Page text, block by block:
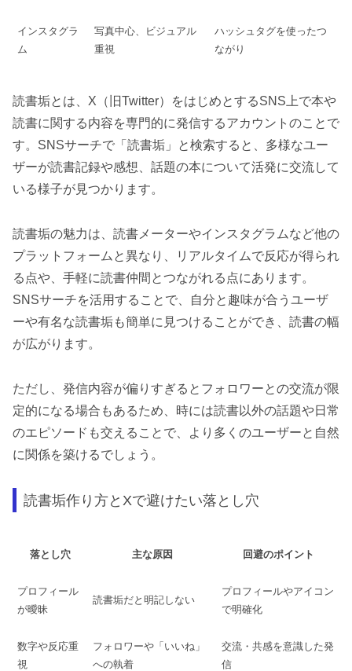
インスタグラ
ム
写真中心、ビジュアル
重視
ハッシュタグを使ったつ
ながり
読書垢とは、X（旧Twitter）をはじめとするSNS上で本や
読書に関する内容を専門的に発信するアカウントのことで
す。SNSサーチで「読書垢」と検索すると、多様なユー
ザーが読書記録や感想、話題の本について活発に交流して
いる様子が見つかります。
読書垢の魅力は、読書メーターやインスタグラムなど他の
プラットフォームと異なり、リアルタイムで反応が得られ
る点や、手軽に読書仲間とつながれる点にあります。
SNSサーチを活用することで、自分と趣味が合うユーザ
ーや有名な読書垢も簡単に見つけることができ、読書の幅
が広がります。
ただし、発信内容が偏りすぎるとフォロワーとの交流が限
定的になる場合もあるため、時には読書以外の話題や日常
のエピソードも交えることで、より多くのユーザーと自然
に関係を築けるでしょう。
読書垢作り方とXで避けたい落とし穴
落とし穴 主な原因 回避のポイント
プロフィール
が曖昧
読書垢だと明記しない
プロフィールやアイコン
で明確化
数字や反応重
視
フォロワーや「いいね」
への執着
交流・共感を意識した発
信